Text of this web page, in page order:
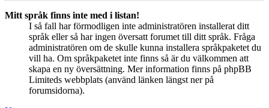
Mitt språk finns inte med i listan!
I så fall har förmodligen inte administratören installerat ditt
språk eller så har ingen översatt forumet till ditt språk. Fråga
administratören om de skulle kunna installera språkpaketet du
vill ha. Om språkpaketet inte finns så är du välkommen att
skapa en ny översättning. Mer information finns på phpBB
Limiteds webbplats (använd länken längst ner på
forumsidorna).